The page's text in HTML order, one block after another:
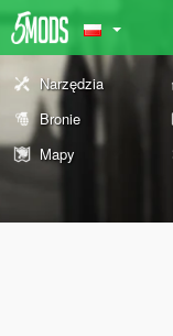
Narzędzia
Bronie
Mapy